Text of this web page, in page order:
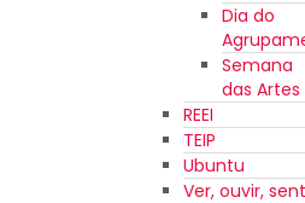
Dia do
Semana
das Artes
REEI
TEIP
Ubuntu
Ver, ouvir,